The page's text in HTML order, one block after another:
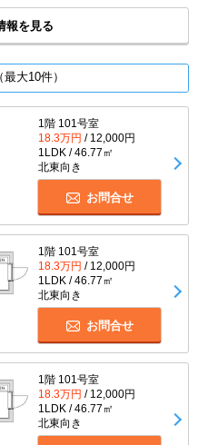
報を見る
大10件）
1階 101号室
18.3万円 / 12,000円
1LDK / 46.77㎡
北東向き
お問合せ
1階 101号室
18.3万円 / 12,000円
1LDK / 46.77㎡
北東向き
お問合せ
1階 101号室
18.3万円 / 12,000円
1LDK / 46.77㎡
北東向き